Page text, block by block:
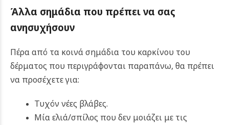
Άλλα σημάδια που πρέπει να σας
ανησυχήσουν
Πέρα από τα κοινά σημάδια του καρκίνου του
δέρματος που περιγράφονται παραπάνω, θα πρέπει
να προσέχετε για:
Τυχόν νέες βλάβες.
Μία ελιά/σπίλος που δεν μοιάζει με τις